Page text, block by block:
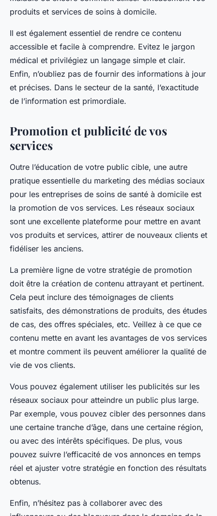
produits et services de soins à domicile.
Il est également essentiel de rendre ce contenu
accessible et facile à comprendre. Evitez le jargon
médical et privilégiez un langage simple et clair.
Enfin, n’oubliez pas de fournir des informations à jour
et précises. Dans le secteur de la santé, l’exactitude
de l’information est primordiale.
Promotion et publicité de vos
services
Outre l’éducation de votre public cible, une autre
pratique essentielle du marketing des médias sociaux
pour les entreprises de soins de santé à domicile est
la promotion de vos services. Les réseaux sociaux
sont une excellente plateforme pour mettre en avant
vos produits et services, attirer de nouveaux clients et
fidéliser les anciens.
La première ligne de votre stratégie de promotion
doit être la création de contenu attrayant et pertinent.
Cela peut inclure des témoignages de clients
satisfaits, des démonstrations de produits, des études
de cas, des offres spéciales, etc. Veillez à ce que ce
contenu mette en avant les avantages de vos services
et montre comment ils peuvent améliorer la qualité de
vie de vos clients.
Vous pouvez également utiliser les publicités sur les
réseaux sociaux pour atteindre un public plus large.
Par exemple, vous pouvez cibler des personnes dans
une certaine tranche d’âge, dans une certaine région,
ou avec des intérêts spécifiques. De plus, vous
pouvez suivre l’efficacité de vos annonces en temps
réel et ajuster votre stratégie en fonction des résultats
obtenus.
Enfin, n’hésitez pas à collaborer avec des